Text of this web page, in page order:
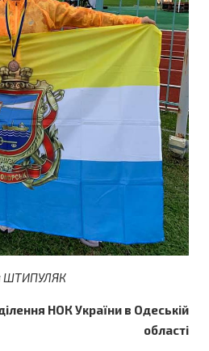
ШТИПУЛЯК
НОК України в Одеській
області